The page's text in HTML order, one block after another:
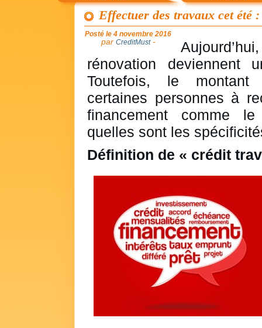
Effectuer des travaux cet été
Posté le 4 novembre 2016
par CreditMust-
rénovation deviennent
Toutefois, le
certaines personnes à
financement comme
quelles sont les
Définition de « crédit